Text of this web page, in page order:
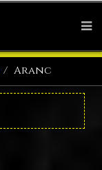
Aranc